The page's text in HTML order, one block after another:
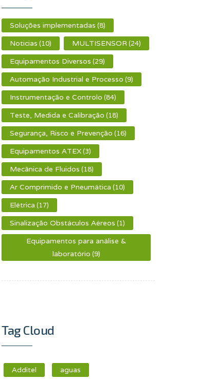
Soluções implementadas (8)
Noticias (10) MULTISENSOR(24)
Equipamentos Diversos (29)
Automação Industrial e Processo (9)
Instrumentação e Controlo (84)
Teste, Medida e Calibração (18)
Segurança, Risco e Prevenção (16)
Equipamentos ATEX(3)
Mecânica de Fluidos (18)
Ar Comprimido e Pneumática (10)
Elétrica (17)
Sinalização Obstáculos Aéreos (1)
Equipamentos para análise &
laboratório (9)
Tag Cloud
Additel aguas